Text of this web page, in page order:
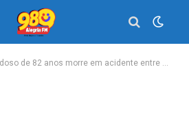
Idoso de 82 anos morre em acidente entre caminhão e picape na TO-164